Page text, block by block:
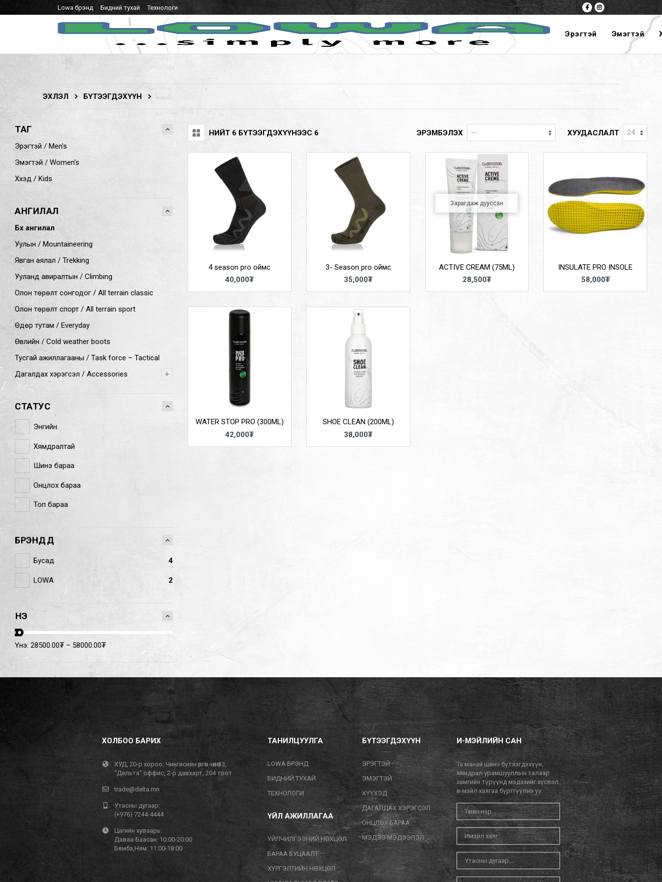
Lowa брэнд Бидний тухай Технологи
Эрэгтэй Эмэгтэй
ЭХЛЭЛ БҮТЭЭГДЭХҮҮН
ТАГ
Эрэгтэй / Men's
Эмэгтэй / Women's
Хүүхэд / Kids
АНГИЛАЛ
Бүх ангилал
Уулын / Mountaineering
Явган аялал / Trekking
Ууланд авиралтын / Climbing
Олон төрөлт сонгодог / All terrain classic
Олон төрөлт спорт / All terrain sport
Өдөр тутам / Everyday
Өвлийн / Cold weather boots
Тусгай ажиллагааны / Task force – Tactical
Дагалдах хэрэгсэл / Accessories
СТАТУС
Энгийн
Хямдралтай
Шинэ бараа
Онцлох бараа
Топ бараа
БРЭНДҮҮД
Бусад 4
LOWA 2
ҮНЭ
Үнэ: 28500.00₮ – 58000.00₮
НИЙТ 6 БҮТЭЭГДЭХҮҮНЭЭС 6 ЭРЭМБЭЛЭХ ХУУДАСЛАЛТ
4 season pro оймс
40,000₮
3- Season pro оймс
35,000₮
Зарагдаж дууссан
ACTIVE CREAM (75ML)
28,500₮
INSULATE PRO INSOLE
58,000₮
WATER STOP PRO (300ML)
42,000₮
SHOE CLEAN (200ML)
38,000₮
ХОЛБОО БАРИХ
ХУД, 20-р хороо, Чингисийн өргөн чөлөө 13,
"Дельта" оффис, 2-р давхарт, 204 тоот
trade@delta.mn
Утасны дугаар:
(+976) 7244-4444
Цагийн хуваарь:
Даваа-Баасан: 10:00-20:00
Бямба,Ням: 11:00-18:00
ТАНИЛЦУУЛГА
LOWA БРЭНД
БИДНИЙ ТУХАЙ
ТЕХНОЛОГИ
ҮЙЛ АЖИЛЛАГАА
ҮЙЛЧИЛГЭЭНИЙ НӨХЦӨЛ
БАРАА БУЦААЛТ
ХҮРГЭЛТИЙН НӨХЦӨЛ
БҮТЭЭГДЭХҮҮН
ЭРЭГТЭЙ
ЭМЭГТЭЙ
ХҮҮХЭД
ДАГАЛДАХ ХЭРЭГСЭЛ
ОНЦЛОХ БАРАА
МЭДЭЭ МЭДЭЭЛЭЛ
И-МЭЙЛИЙН САН
Та манай шинэ бүтээгдэхүүн,
хямдрал урамшууллын талаар
хамгийн түрүүнд мэдэхийг хүсвэл
и-мэйл хаягаа бүртгүүлнэ үү.